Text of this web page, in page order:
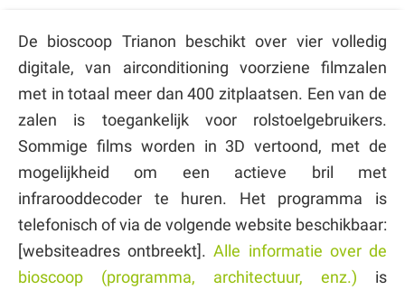
De bioscoop Trianon beschikt over vier volledig
digitale, van airconditioning voorziene filmzalen
met in totaal meer dan 400 zitplaatsen. Een van de
zalen is toegankelijk voor rolstoelgebruikers.
Sommige films worden in 3D vertoond, met de
mogelijkheid om een actieve bril met
infrarooddecoder te huren. Het programma is
telefonisch of via de volgende website beschikbaar:
[websiteadres ontbreekt].Alle informatie over de
bioscoop (programma, architectuur, enz.) is